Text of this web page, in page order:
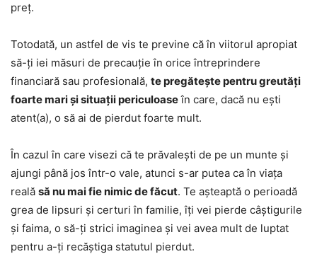
preț.
Totodată, un astfel de vis te previne că în viitorul apropiat
să-ți iei măsuri de precauție în orice întreprindere
financiară sau profesională, te pregătește pentru greutăți
foarte mari și situații periculoaseîn care, dacă nu ești
atent(a), o să ai de pierdut foarte mult.
În cazul în care visezi că te prăvalești de pe un munte și
ajungi până jos într-o vale, atunci s-ar putea ca în viața
reală să nu mai fie nimic de făcut. Te așteaptă o perioadă
grea de lipsuri și certuri în familie, îți vei pierde câștigurile
și faima, o să-ți strici imaginea și vei avea mult de luptat
pentru a-ți recăștiga statutul pierdut.